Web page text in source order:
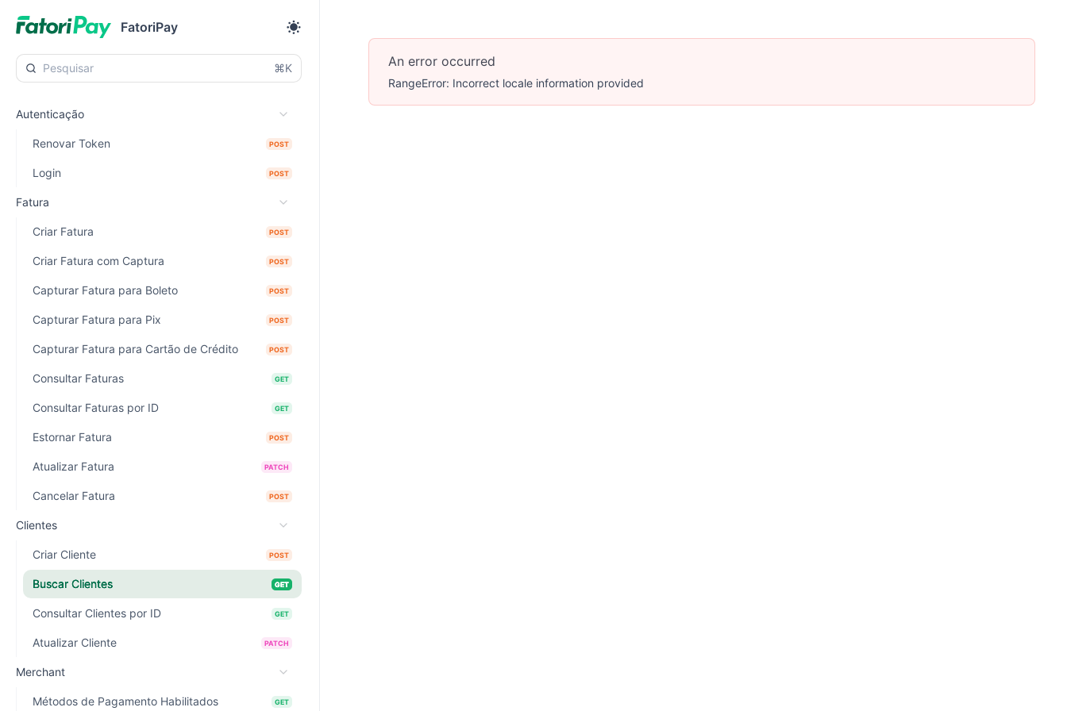
FatoriPay
⌘K
Autenticação
Renovar Token POST
Login POST
Fatura
Criar Fatura POST
Criar Fatura com Captura POST
Capturar Fatura para Boleto POST
Capturar Fatura para Pix POST
Capturar Fatura para Cartão de Crédito POST
Consultar Faturas GET
Consultar Faturas por ID GET
Estornar Fatura POST
Atualizar Fatura PATCH
Cancelar Fatura POST
Clientes
Criar Cliente POST
Buscar Clientes GET
Consultar Clientes por ID GET
Atualizar Cliente PATCH
Merchant
Métodos de Pagamento Habilitados GET
An error occurred
RangeError: Incorrect locale information provided